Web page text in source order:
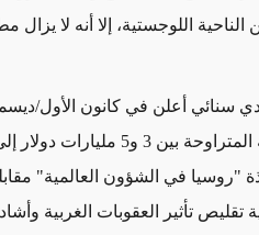
اللوجستية، إلا أنه لا يزال
سنائي أعلن في كانون الأول/
"روسيا في الشؤون العالمية"
حول كيفية تقليص تأثير العقوبات الغربية